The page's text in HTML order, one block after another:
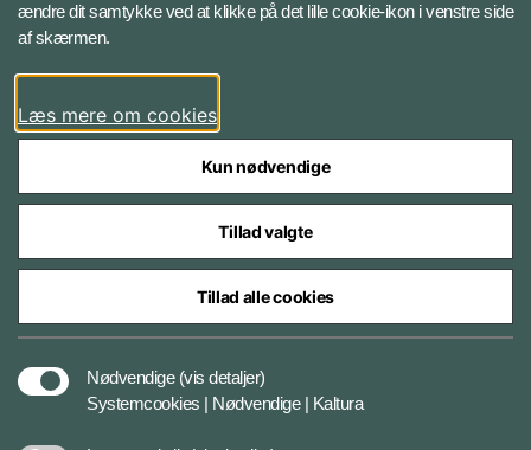
Bluesky
LinkedIn
Styrelser og myndigheder under Forsvarsministeriet
ændre dit samtykke ved at klikke på det lille cookie-ikon i venstre side
af skærmen.
Læs mere om cookies
Kun nødvendige
Tillad valgte
Tillad alle cookies
Nødvendige (vis detaljer)
Systemcookies | Nødvendige | Kaltura